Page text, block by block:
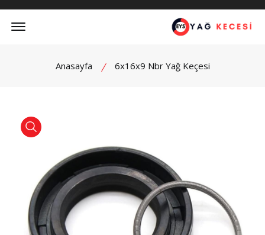
Anasayfa 6x16x9 Nbr Yağ Keçesi
product view